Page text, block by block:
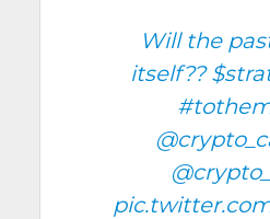
Will the
itself??